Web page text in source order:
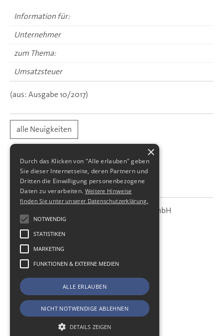
Information für:
Unternehmer
zum Thema:
Umsatzsteuer
(aus: Ausgabe 10/2017)
alle Neuigkeiten
SBS
SBS Richter, Trenner & Kollegen GmbH
Steuerberatungsgesellschaft
Hohe Straße 55
01187Dresden
Telefax:+49 (0) 351 - 87 32 699
E-Mail:kanzlei@sbsdresden.de
ESt-Helfer
Start
Impressum
Datenschutz
×
Durch das Klicken von "Alle erlauben" geben
Sie dieser Internetseite, deren Partnern und
Dritten die Einwilligung personenbezogene
Daten zu verarbeiten. Weitere Hinweise
finden Sie unter unserer Datenschutzerklärung.
NOTWENDIG
STATISTIKEN
MARKETING
FUNKTIONEN & EXTERNE MEDIEN
ALLE ERLAUBEN
NICHT NOTWENDIGE ABLEHNEN
DETAILS ZEIGEN